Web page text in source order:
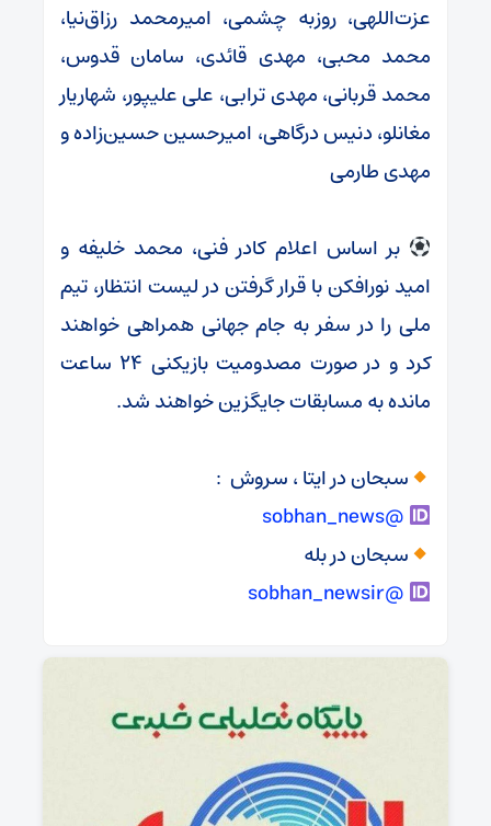
عزت‌اللهی، روزبه چشمی، امیرمحمد رزاق‌نیا،
محمد محبی، مهدی قائدی، سامان قدوس،
محمد قربانی، مهدی ترابی، علی علیپور، شهاریار
مغانلو، دنیس درگاهی، امیرحسین حسین‌زاده و
مهدی طارمی
بر اساس اعلام کادر فنی، محمد خلیفه و
امید نورافکن با قرار گرفتن در لیست انتظار، تیم
ملی را در سفر به جام جهانی همراهی خواهند
کرد و در صورت مصدومیت بازیکنی ۲۴ ساعت
مانده به مسابقات جایگزین خواهند شد.
سبحان در ایتا ، سروش :
@sobhan_news
سبحان در بله
@sobhan_newsir